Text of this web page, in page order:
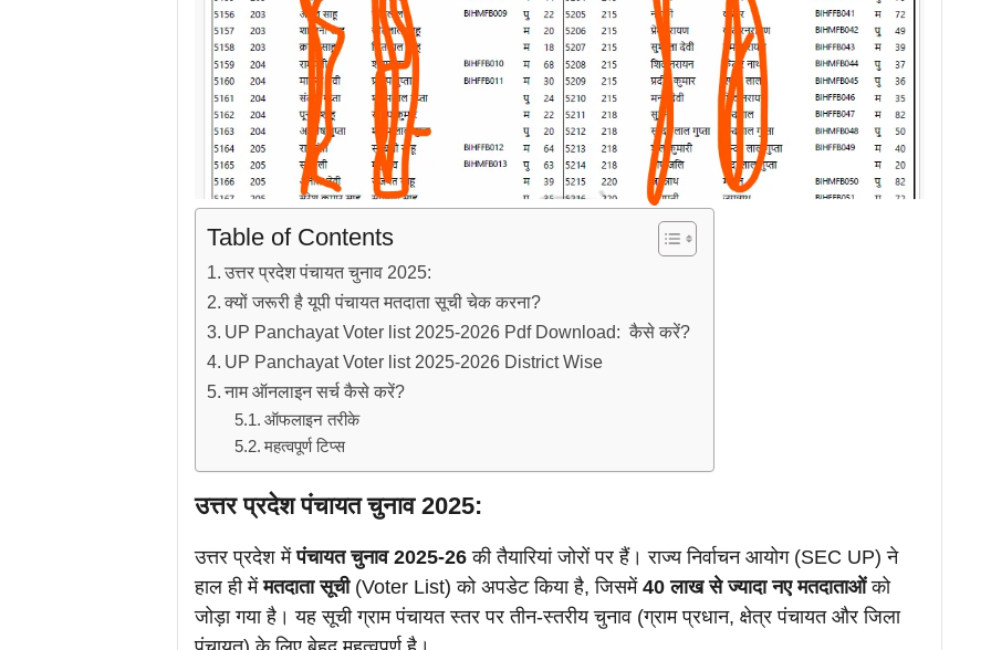
Table of Contents
उत्तर प्रदेश पंचायत चुनाव 2025:
क्यों जरूरी है यूपी पंचायत मतदाता सूची चेक करना?
UP Panchayat Voter list 2025-2026 Pdf Download: कैसे करें?
UP Panchayat Voter list 2025-2026 District Wise
नाम ऑनलाइन सर्च कैसे करें?
ऑफलाइन तरीके
महत्वपूर्ण टिप्स
उत्तर प्रदेश पंचायत चुनाव 2025:
उत्तर प्रदेश मेंपंचायत चुनाव 2025-26की तैयारियां जोरों पर हैं। राज्य निर्वाचन आयोग (SEC UP) ने
हाल ही मेंमतदाता सूची(Voter List) को अपडेट किया है, जिसमें 40 लाख से ज्यादा नए मतदाताओंको
जोड़ा गया है। यह सूची ग्राम पंचायत स्तर पर तीन-स्तरीय चुनाव (ग्राम प्रधान, क्षेत्र पंचायत और जिला